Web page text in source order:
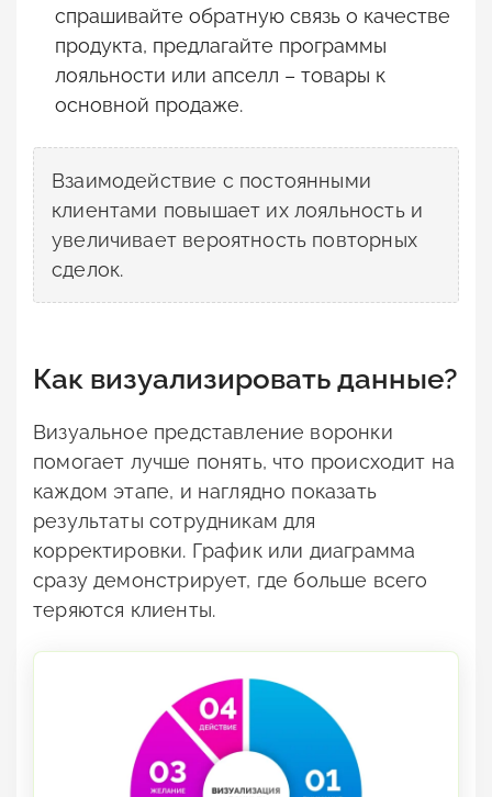
спрашивайте обратную связь о качестве
продукта, предлагайте программы
лояльности или апселл – товары к
основной продаже.
Взаимодействие с постоянными
клиентами повышает их лояльность и
увеличивает вероятность повторных
сделок.
Как визуализировать данные?
Визуальное представление воронки
помогает лучше понять, что происходит на
каждом этапе, и наглядно показать
результаты сотрудникам для
корректировки. График или диаграмма
сразу демонстрирует, где больше всего
теряются клиенты.